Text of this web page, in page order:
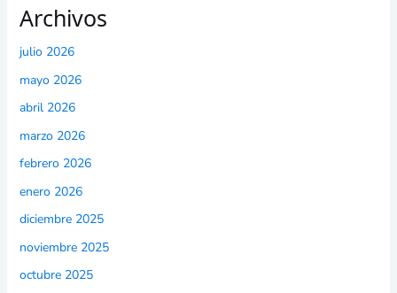
Archivos
julio 2026
mayo 2026
abril 2026
marzo 2026
febrero 2026
enero 2026
diciembre 2025
noviembre 2025
octubre 2025